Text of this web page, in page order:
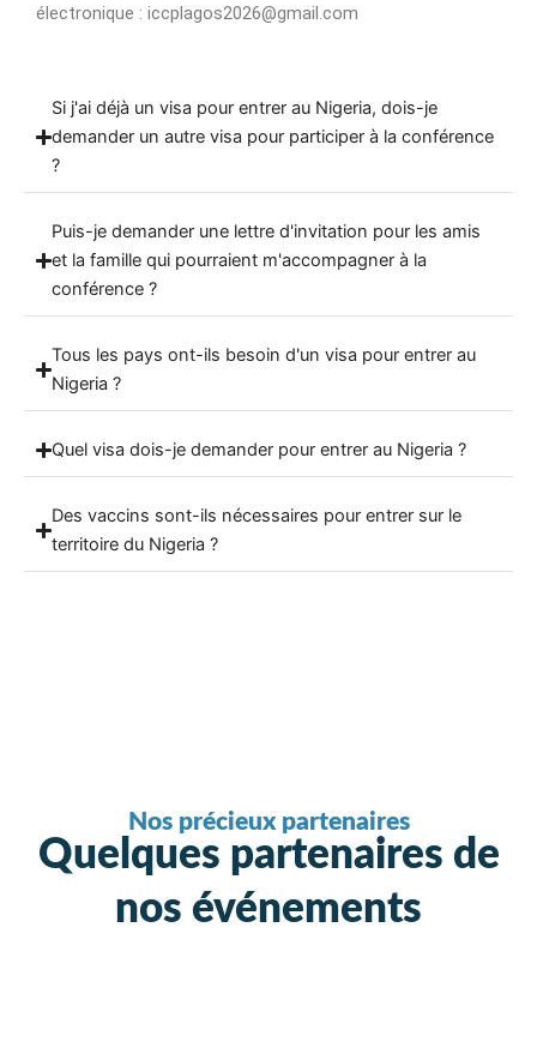
électronique : iccplagos2026@gmail.com
Si j'ai déjà un visa pour entrer au Nigeria, dois-je
demander un autre visa pour participer à la conférence
?
Puis-je demander une lettre d'invitation pour les amis
et la famille qui pourraient m'accompagner à la
conférence ?
Tous les pays ont-ils besoin d'un visa pour entrer au
Nigeria ?
Quel visa dois-je demander pour entrer au Nigeria ?
Des vaccins sont-ils nécessaires pour entrer sur le
territoire du Nigeria ?
Nos précieux partenaires
Quelques partenaires de
nos événements